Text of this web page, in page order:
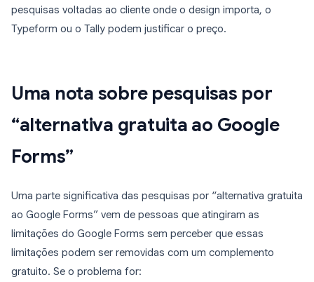
pesquisas voltadas ao cliente onde o design importa, o
Typeform ou o Tally podem justificar o preço.
Uma nota sobre pesquisas por
“alternativa gratuita ao Google
Forms”
Uma parte significativa das pesquisas por “alternativa gratuita
ao Google Forms” vem de pessoas que atingiram as
limitações do Google Forms sem perceber que essas
limitações podem ser removidas com um complemento
gratuito. Se o problema for: